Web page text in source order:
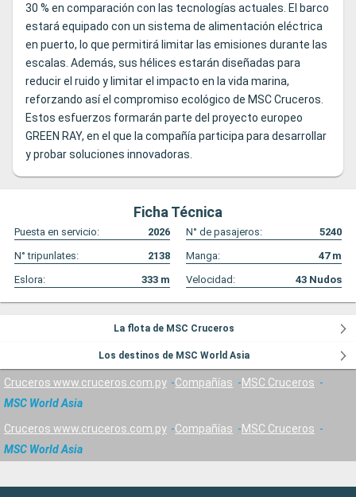
30 % en comparación con las tecnologías actuales. El barco
estará equipado con un sistema de alimentación eléctrica
en puerto, lo que permitirá limitar las emisiones durante las
escalas. Además, sus hélices estarán diseñadas para
reducir el ruido y limitar el impacto en la vida marina,
reforzando así el compromiso ecológico de MSC Cruceros.
Estos esfuerzos formarán parte del proyecto europeo
GREEN RAY, en el que la compañía participa para desarrollar
y probar soluciones innovadoras.
Ficha Técnica
Puesta en servicio: 2026 N° de pasajeros:
5240
N° tripunlates:
2138 Manga: 47m
Eslora:
333 m Velocidad: 43 Nudos
La flota de MSC Cruceros
Los destinos de MSC World Asia
Cruceros www.cruceros.com.py Compañías
MSC Cruceros
MSC World Asia
Cruceros www.cruceros.com.py Compañías
MSC Cruceros
MSC World Asia